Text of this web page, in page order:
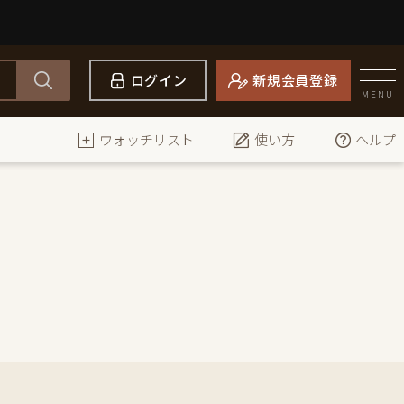
ログイン 新規会員登録
MENU
ウォッチリスト 使い方 ヘルプ